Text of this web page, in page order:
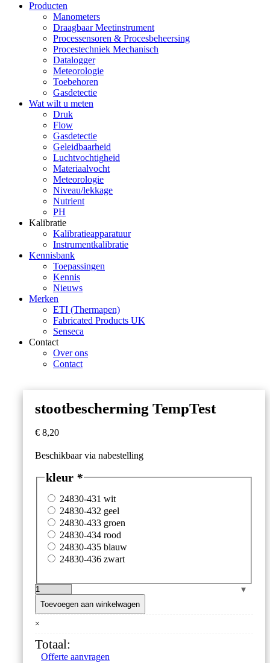
Producten
Manometers
Draagbaar Meetinstrument
Processensoren & Procesbeheersing
Procestechniek Mechanisch
Datalogger
Meteorologie
Toebehoren
Gasdetectie
Wat wilt u meten
Druk
Flow
Gasdetectie
Geleidbaarheid
Luchtvochtigheid
Materiaalvocht
Meteorologie
Niveau/lekkage
Nutrient
PH
Kalibratie
Kalibratieapparatuur
Instrumentkalibratie
Kennisbank
Toepassingen
Kennis
Nieuws
Merken
ETI (Thermapen)
Fabricated Products UK
Senseca
Contact
Over ons
Contact
stootbescherming TempTest
€ 8,20
Beschikbaar via nabestelling
kleur *
24830-431 wit
24830-432 geel
24830-433 groen
24830-434 rood
24830-435 blauw
24830-436 zwart
stootbescherming
TempTest
aantal
Toevoegen aan winkelwagen
×
Totaal:
Offerte aanvragen